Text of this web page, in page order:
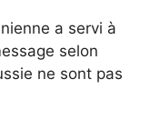
a servi à
selon
ne sont pas